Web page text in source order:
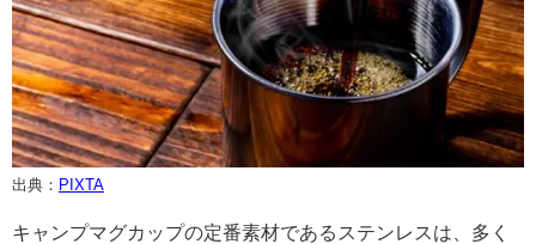
出典： PIXTA
キャンプマグカップの定番素材であるステンレスは、多く